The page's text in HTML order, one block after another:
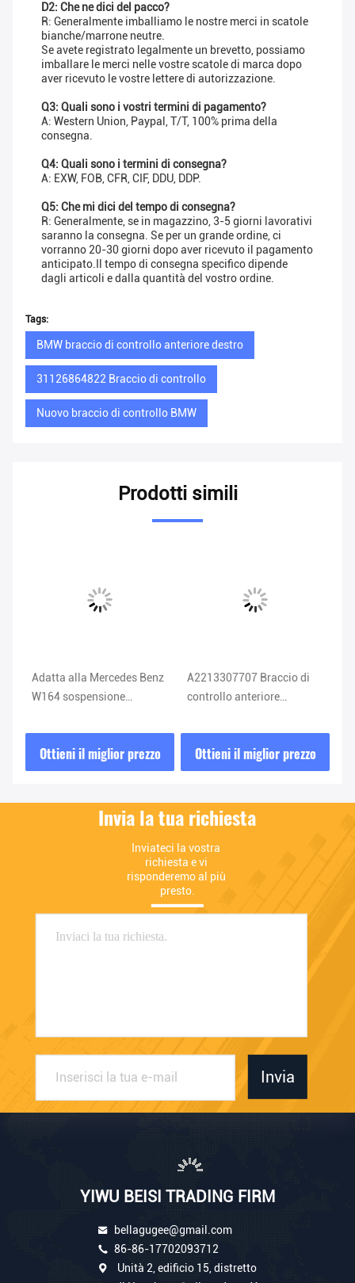
D2: Che ne dici del pacco?
R: Generalmente imballiamo le nostre merci in scatole
bianche/marrone neutre.
Se avete registrato legalmente un brevetto, possiamo
imballare le merci nelle vostre scatole di marca dopo
aver ricevuto le vostre lettere di autorizzazione.
Q3: Quali sono i vostri termini di pagamento?
A: Western Union, Paypal, T/T, 100% prima della
consegna.
Q4: Quali sono i termini di consegna?
A: EXW, FOB, CFR, CIF, DDU, DDP.
Q5: Che mi dici del tempo di consegna?
R: Generalmente, se in magazzino, 3-5 giorni lavorativi
saranno la consegna. Se per un grande ordine, ci
vorranno 20-30 giorni dopo aver ricevuto il pagamento
anticipato.Il tempo di consegna specifico dipende
dagli articoli e dalla quantità del vostro ordine.
Tags:
BMW braccio di controllo anteriore destro
31126864822 Braccio di controllo
Nuovo braccio di controllo BMW
Prodotti simili
Adatta alla Mercedes Benz
W164 sospensione
A1643203031 1643203031
Ottieni il miglior prezzo
A2213307707 Braccio di
controllo anteriore
Braccio di controllo
Mercedes Benz
Ottieni il miglior prezzo
Invia la tua richiesta
Inviateci la vostra
richiesta e vi
risponderemo al più
presto.
Invia
YIWU BEISI TRADING FIRM
bellagugee@gmail.com
86-86-17702093712
Unità 2, edificio 15, distretto